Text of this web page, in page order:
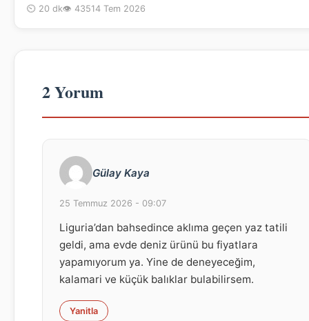
⏲ 20 dk👁 43514 Tem 2026
2 Yorum
Gülay Kaya
25 Temmuz 2026 - 09:07
Liguria’dan bahsedince aklıma geçen yaz tatili
geldi, ama evde deniz ürünü bu fiyatlara
yapamıyorum ya. Yine de deneyeceğim,
kalamari ve küçük balıklar bulabilirsem.
Yanitla